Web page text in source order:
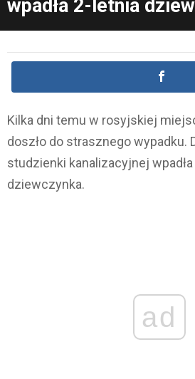
wpadła 2-letnia
Kilka dni temu w rosyjskiej
doszło do strasznego wypadku.
studzienki kanalizacyjnej
dziewczynka.
ad